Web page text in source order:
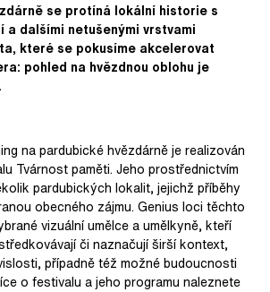
se protíná lokální historie s
dalšími netušenými vrstvami
které se pokusíme akcelerovat
pohled na hvězdnou oblohu je
na pardubické hvězdárně je realizován
Tvárnost paměti. Jeho prostřednictvím
pardubických lokalit, jejichž příběhy
obecného zájmu. Genius loci těchto
vizuální umělce a umělkyně, kteří
či naznačují širší kontext,
případně též možné budoucnosti
o festivalu a jeho programu naleznete